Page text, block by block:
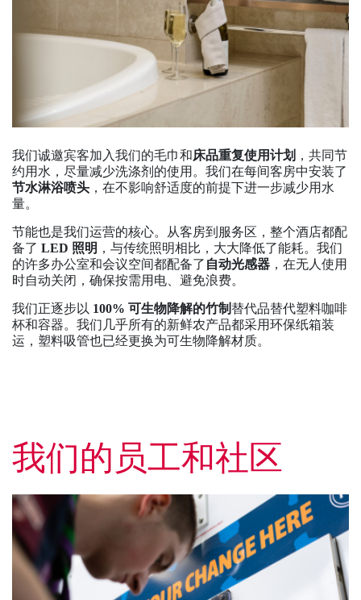
我们诚邀宾客加入我们的毛巾和床品重复使用计划 ，共同节
约用水，尽量减少洗涤剂的使用。我们在每间客房中安装了
节水淋浴喷头 ，在不影响舒适度的前提下进一步减少用水
量。
节能也是我们运营的核心。从客房到服务区，整个酒店都配
备了 LED 照明 ，与传统照明相比，大大降低了能耗。我们
的许多办公室和会议空间都配备了 自动光感器 ，在无人使用
时自动关闭，确保按需用电、避免浪费。
我们正逐步以 100% 可生物降解的竹制 替代品替代塑料咖啡
杯和容器。我们几乎所有的新鲜农产品都采用环保纸箱装
运，塑料吸管也已经更换为可生物降解材质。
我们的员工和社区